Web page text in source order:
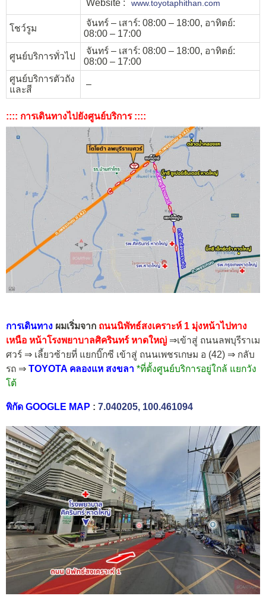
Website :
www.toyotaphithan.com
โชว์รูม
จันทร์ – เสาร์: 08:00 – 18:00, อาทิตย์:
08:00 – 17:00
ศูนย์บริการทั่วไป
จันทร์ – เสาร์: 08:00 – 18:00, อาทิตย์:
08:00 – 17:00
ศูนย์บริการตัวถัง
และสี
–
:::: การเดินทางไปยังศูนย์บริการ ::::
การเดินทาง ผมเริ่มจาก ถนนนิพัทธ์สงเคราะห์ 1 มุ่งหน้าไปทาง
เหนือ หน้าโรงพยาบาลศิครินทร์ หาดใหญ่ ⇒เข้าสู่ ถนนลพบุรีราเม
ศวร์ ⇒ เลี้ยวซ้ายที่ แยกบิ๊กซี เข้าสู่ ถนนเพชรเกษม อ (42) ⇒ กลับ
รถ ⇒ TOYOTA คลองแห สงขลา *ที่ตั้งศูนย์บริการอยู่ใกล้ แยกวัง
โต้
พิกัด GOOGLE MAP : 7.040205, 100.461094